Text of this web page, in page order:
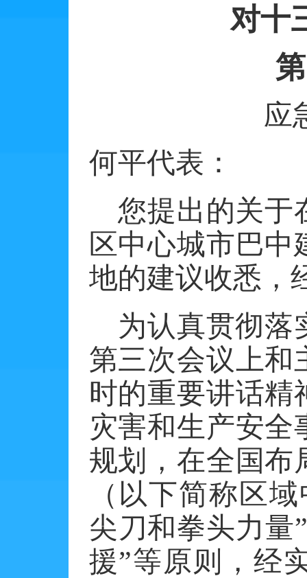
对十
第
应
何平代表：
您提出的关于
区中心城市巴
地的建议收悉，
为认真贯彻落
第三次会议上和
时的重要讲话精
灾害和生产安全
规划，在全国布
（以下简称区
尖刀和拳头力量
援”等原则，经